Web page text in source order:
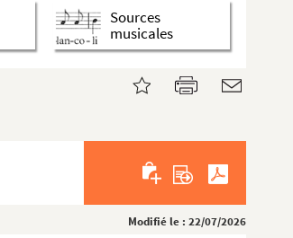
Sources
musicales
Modifié le : 22/07/2026